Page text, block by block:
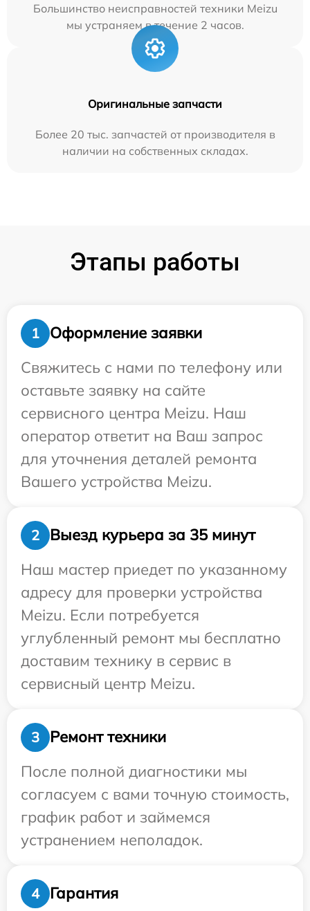
Большинство неисправностей техники Meizu
мы устраняем в течение 2 часов.
Оригинальные запчасти
Более 20 тыс. запчастей от производителя в
наличии на собственных складах.
Этапы работы
1
Оформление заявки
Свяжитесь с нами по телефону или
оставьте заявку на сайте
сервисного центра Meizu. Наш
оператор ответит на Ваш запрос
для уточнения деталей ремонта
Вашего устройства Meizu.
2
Выезд курьера за 35 минут
Наш мастер приедет по указанному
адресу для проверки устройства
Meizu. Если потребуется
углубленный ремонт мы бесплатно
доставим технику в сервис в
сервисный центр Meizu.
3
Ремонт техники
После полной диагностики мы
согласуем с вами точную стоимость,
график работ и займемся
устранением неполадок.
4 Гарантия